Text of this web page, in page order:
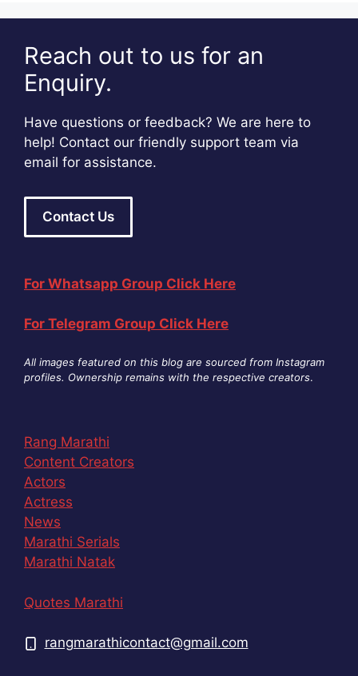
Reach out to us for an
Enquiry.
Have questions or feedback? We are here to
help! Contact our friendly support team via
email for assistance.
Contact Us
For Whatsapp Group Click Here
For Telegram Group Click Here
All images featured on this blog are sourced from Instagram
profiles. Ownership remains with the respective creators.
Rang Marathi
Content Creators
Actors
Actress
News
Marathi Serials
Marathi Natak
Quotes Marathi
rangmarathicontact@gmail.com